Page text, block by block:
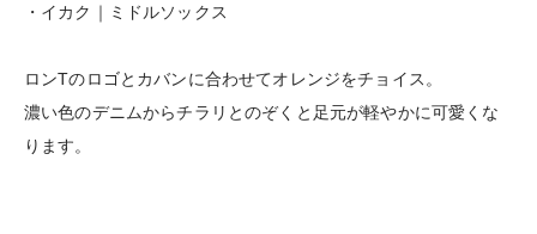
・イカク｜ミドルソックス
ロンTのロゴとカバンに合わせてオレンジをチョイス。
濃い色のデニムからチラリとのぞくと足元が軽やかに可愛くな
ります。